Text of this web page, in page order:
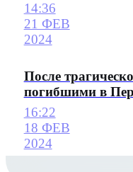
14:36
21 ФЕВ
2024
После
погибшими в
16:22
18 ФЕВ
2024